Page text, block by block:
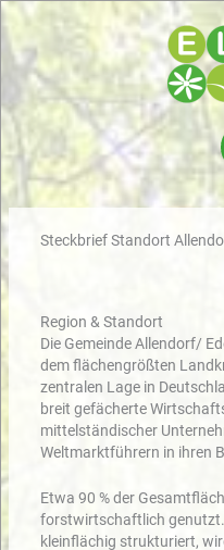
Zum
springen
Steckbrief Standort
Region & Standort
Die Gemeinde Allendorf/
dem flächengrößten
zentralen Lage in
breit gefächerte
mittelständischer
Weltmarktführern in ihren
Etwa 90 % der
forstwirtschaftlich
kleinflächig strukturiert,